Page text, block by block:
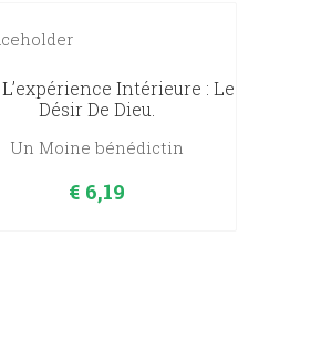
Intérieure : Le
Désir De Dieu.
Un Moine bénédictin
€ 6,19